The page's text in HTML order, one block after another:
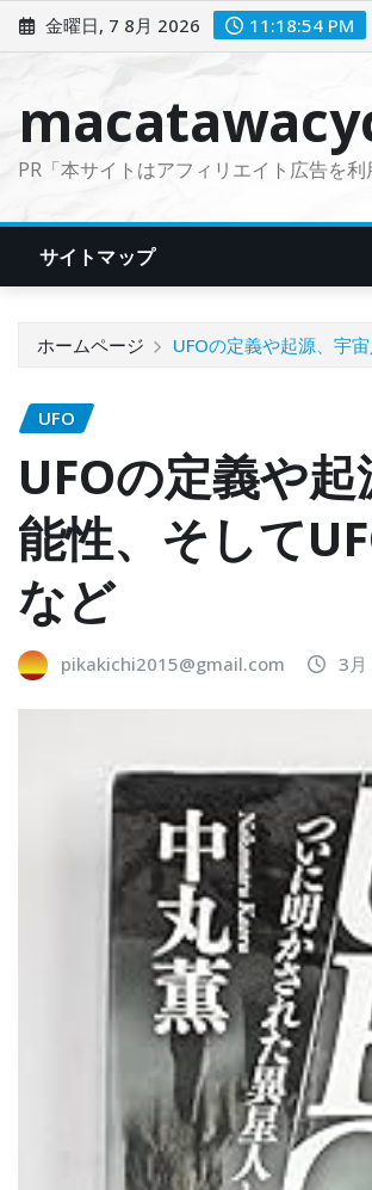
ン
金曜日, 7 8月 2026 11:18:56 PM
PR「本サイトはアフィリエイト広告を利
サイトマップ
ホームページ UFOの定義や起源、宇
UFO
UFOの定義や
能性、そして
など
pikakichi2015@gmail.com 3月